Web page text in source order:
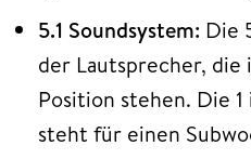
5.1 Soundsystem: Die
der Lautsprecher,
Position stehen. Die 1
steht für einen